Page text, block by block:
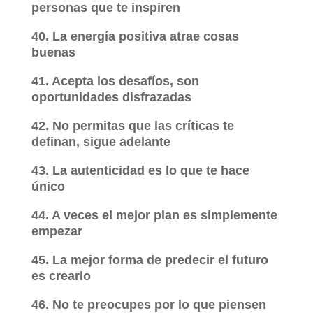
personas que te inspiren
40. La energía positiva atrae cosas
buenas
41. Acepta los desafíos, son
oportunidades disfrazadas
42. No permitas que las críticas te
definan, sigue adelante
43. La autenticidad es lo que te hace
único
44. A veces el mejor plan es simplemente
empezar
45. La mejor forma de predecir el futuro
es crearlo
46. No te preocupes por lo que piensen